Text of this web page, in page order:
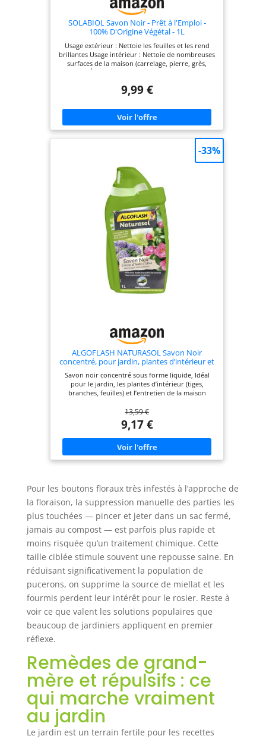
SOLABIOL Savon Noir - Prêt à l'Emploi -
100% D'Origine Végétal - 1L
Usage extérieur : Nettoie les feuilles et les rend
brillantes Usage intérieur : Nettoie de nombreuses
surfaces de la maison (carrelage, pierre, grès,
bois...) À base d’huile d’olive Sans colorant ni
9,99 €
ALGOFLASH NATURASOL Savon Noir
concentré, pour jardin, plantes d’intérieur et
entretien maison, Utilisable en agriculture
biologique, 1 L, BIOSAV1000A
Savon noir concentré sous forme liquide, Idéal
pour le jardin, les plantes d’intérieur (tiges,
branches, feuilles) et l’entretien de la maison
en intérieur et extérieur, Efficace contre la
fumagine qui noircit les feuilles et les tiges suite
aux dépôt du miellat déposé par les pucerons,
cochenilles, fourmis et autres insectes Pratique et
facile, À diluer dans l’eau grâce au bouchon
doseur, Doses d'emploi au dos de l'emballage, 200
ml pour 800 ml d’eau pour 10 m², Fabriqué en
(Conformément au règlement CE n°834/2007)
Contenu: 1 x Flacon Savon Noir, ALGOFLASH
NATURASOL, BIOSAV1000A, 1 L ,Dimensions (L x P
x H): 14, 7 x 4,7 x 26 cm
13,59 €
9,17 €
-33%
Pour les boutons floraux très infestés à l’approche de
la floraison, la suppression manuelle des parties les
plus touchées — pincer et jeter dans un sac fermé,
jamais au compost — est parfois plus rapide et
moins risquée qu’un traitement chimique. Cette
taille ciblée stimule souvent une repousse saine. En
réduisant significativement la population de
pucerons, on supprime la source de miellat et les
fourmis perdent leur intérêt pour le rosier. Reste à
voir ce que valent les solutions populaires que
beaucoup de jardiniers appliquent en premier
réflexe.
Remèdes de grand-
mère et répulsifs : ce
qui marche vraiment
au jardin
Le jardin est un terrain fertile pour les recettes